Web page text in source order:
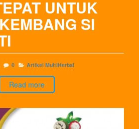
UNTUK
SI
0 Artikel MultiHerbal
Read more